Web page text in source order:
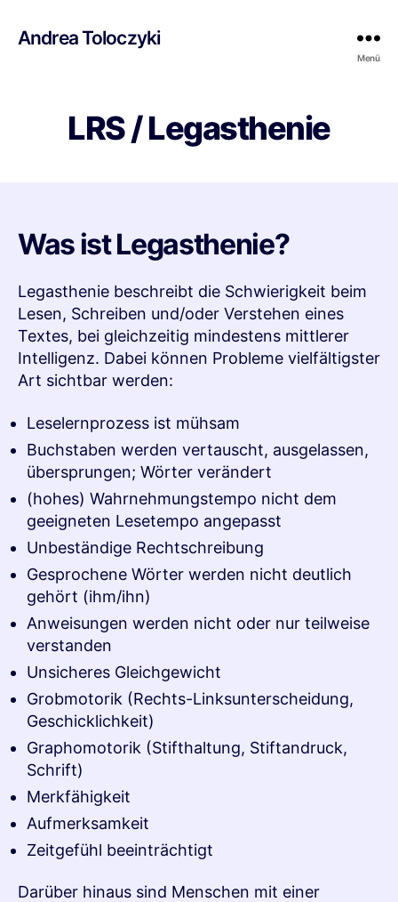
Andrea Toloczyki
Menü
LRS / Legasthenie
Was ist Legasthenie?
Legasthenie beschreibt die Schwierigkeit beim
Lesen, Schreiben und/oder Verstehen eines
Textes, bei gleichzeitig mindestens mittlerer
Intelligenz. Dabei können Probleme vielfältigster
Art sichtbar werden:
Leselernprozess ist mühsam
Buchstaben werden vertauscht, ausgelassen,
übersprungen; Wörter verändert
(hohes) Wahrnehmungstempo nicht dem
geeigneten Lesetempo angepasst
Unbeständige Rechtschreibung
Gesprochene Wörter werden nicht deutlich
gehört (ihm/ihn)
Anweisungen werden nicht oder nur teilweise
verstanden
Unsicheres Gleichgewicht
Grobmotorik (Rechts-Linksunterscheidung,
Geschicklichkeit)
Graphomotorik (Stifthaltung, Stiftandruck,
Schrift)
Merkfähigkeit
Aufmerksamkeit
Zeitgefühl beeinträchtigt
Darüber hinaus sind Menschen mit einer